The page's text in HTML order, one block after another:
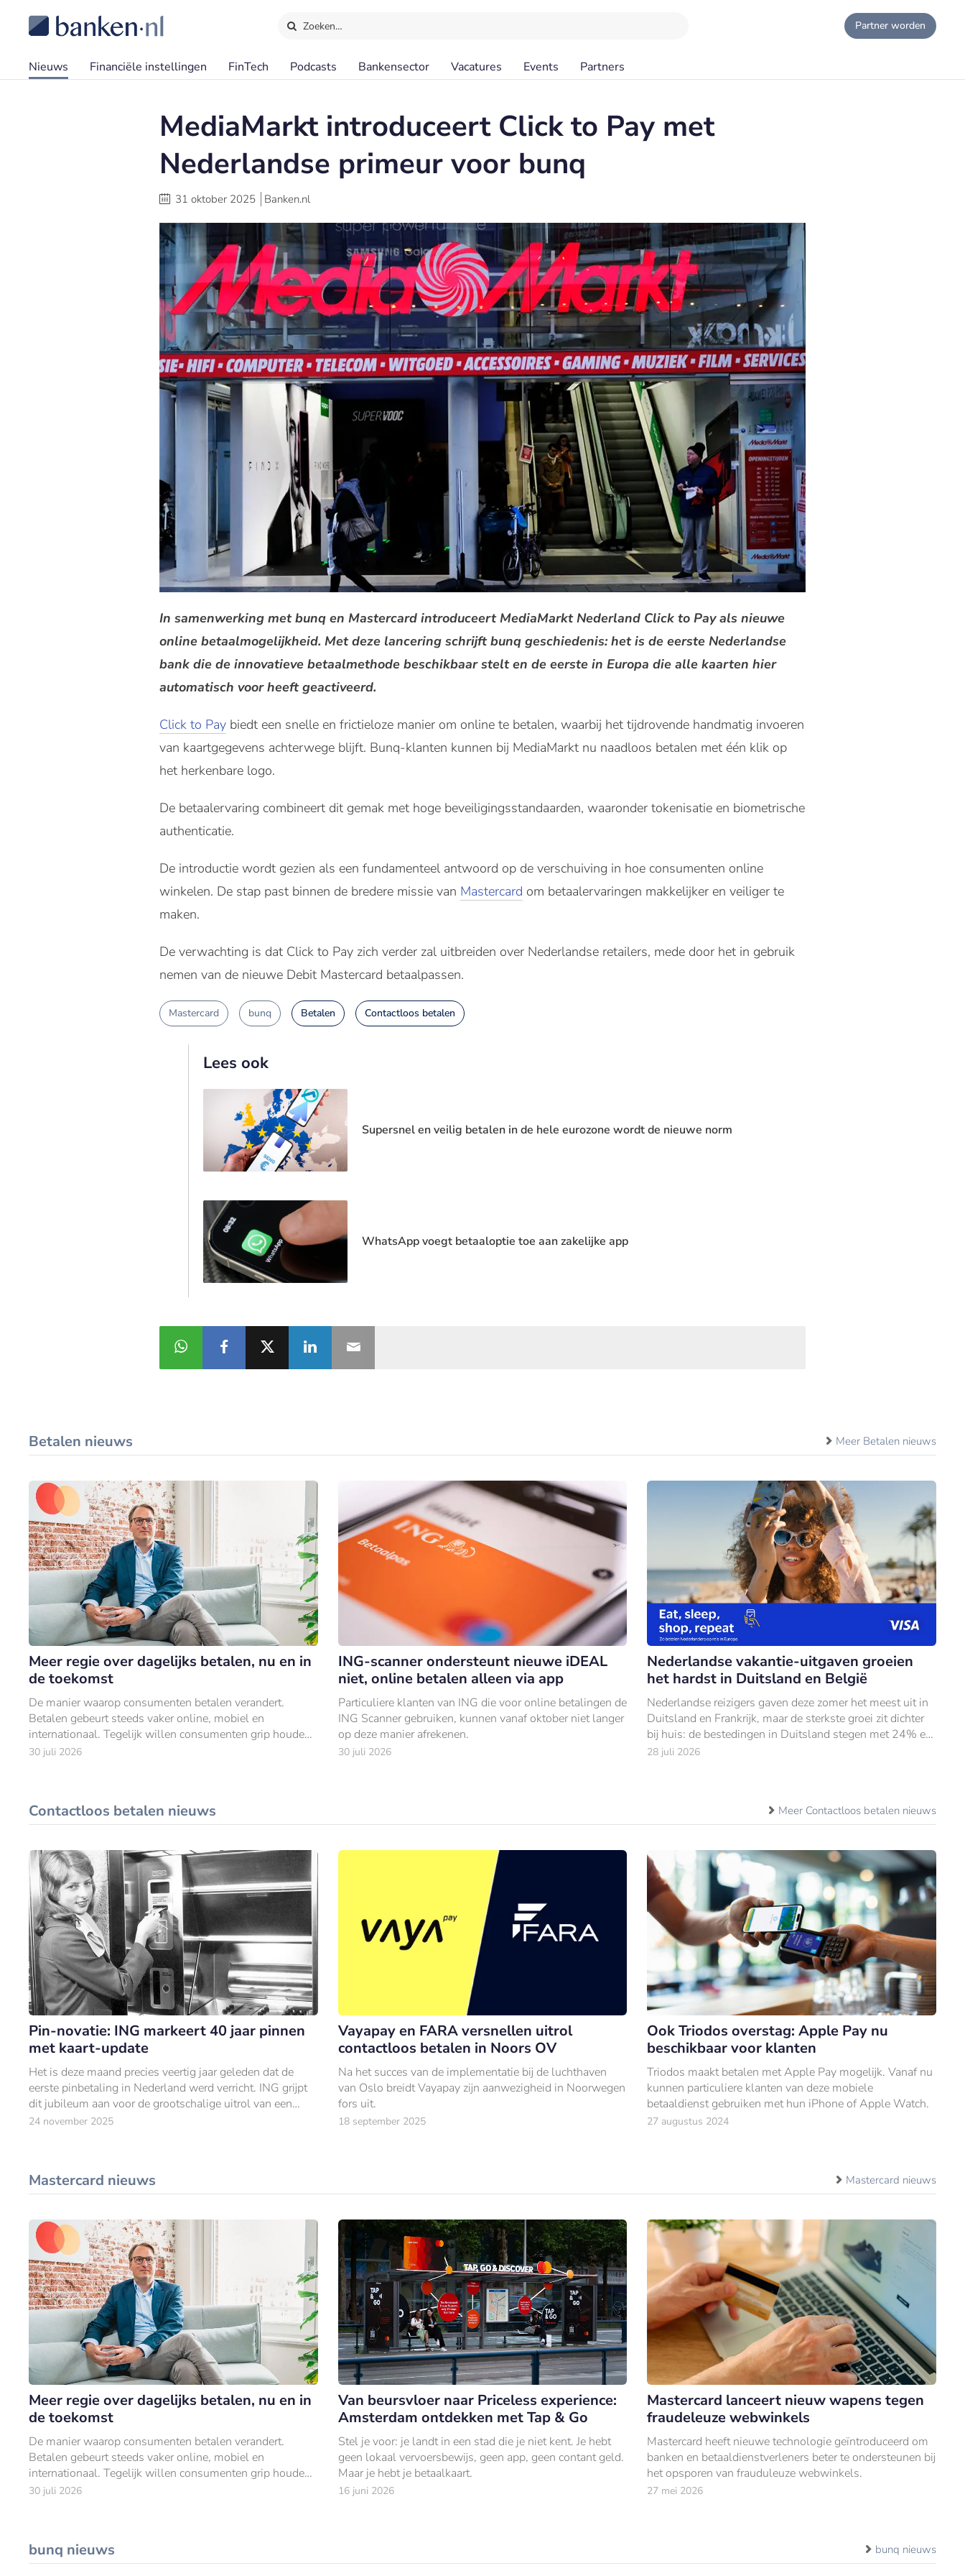
Zoeken… Partner worden
Nieuws Financiële instellingen FinTech Podcasts Bankensector Vacatures Events Partners
MediaMarkt introduceert Click to Pay met
Nederlandse primeur voor bunq
31 oktober 2025 Banken.nl
In samenwerking met bunq en Mastercard introduceert MediaMarkt Nederland Click to Pay als nieuwe
online betaalmogelijkheid. Met deze lancering schrijft bunq geschiedenis: het is de eerste Nederlandse
bank die de innovatieve betaalmethode beschikbaar stelt en de eerste in Europa die alle kaarten hier
automatisch voor heeft geactiveerd.
Click to Pay biedt een snelle en frictieloze manier om online te betalen, waarbij het tijdrovende handmatig invoeren
van kaartgegevens achterwege blijft. Bunq-klanten kunnen bij MediaMarkt nu naadloos betalen met één klik op
het herkenbare logo.
De betaalervaring combineert dit gemak met hoge beveiligingsstandaarden, waaronder tokenisatie en biometrische
authenticatie.
De introductie wordt gezien als een fundamenteel antwoord op de verschuiving in hoe consumenten online
winkelen. De stap past binnen de bredere missie van Mastercard om betaalervaringen makkelijker en veiliger te
maken.
De verwachting is dat Click to Pay zich verder zal uitbreiden over Nederlandse retailers, mede door het in gebruik
nemen van de nieuwe Debit Mastercard betaalpassen.
Mastercard bunq Betalen Contactloos betalen
Lees ook
Supersnel en veilig betalen in de hele eurozone wordt de nieuwe norm
WhatsApp voegt betaaloptie toe aan zakelijke app
Betalen nieuws Meer Betalen nieuws
Meer regie over dagelijks betalen, nu en in
de toekomst
De manier waarop consumenten betalen verandert.
Betalen gebeurt steeds vaker online, mobiel en
internationaal. Tegelijk willen consumenten grip houden
op hun uitgaven.
30 juli 2026
ING-scanner ondersteunt nieuwe iDEAL
niet, online betalen alleen via app
Particuliere klanten van ING die voor online betalingen de
ING Scanner gebruiken, kunnen vanaf oktober niet langer
op deze manier afrekenen.
30 juli 2026
Nederlandse vakantie-uitgaven groeien
het hardst in Duitsland en België
Nederlandse reizigers gaven deze zomer het meest uit in
Duitsland en Frankrijk, maar de sterkste groei zit dichter
bij huis: de bestedingen in Duitsland stegen met 24% en
in België met 18% ten opzich
28 juli 2026
Contactloos betalen nieuws Meer Contactloos betalen nieuws
Pin-novatie: ING markeert 40 jaar pinnen
met kaart-update
Het is deze maand precies veertig jaar geleden dat de
eerste pinbetaling in Nederland werd verricht. ING grijpt
dit jubileum aan voor de grootschalige uitrol van een
vernieuwde betaalpas.
24 november 2025
Vayapay en FARA versnellen uitrol
contactloos betalen in Noors OV
Na het succes van de implementatie bij de luchthaven
van Oslo breidt Vayapay zijn aanwezigheid in Noorwegen
fors uit.
18 september 2025
Ook Triodos overstag: Apple Pay nu
beschikbaar voor klanten
Triodos maakt betalen met Apple Pay mogelijk. Vanaf nu
kunnen particuliere klanten van deze mobiele
betaaldienst gebruiken met hun iPhone of Apple Watch.
27 augustus 2024
Mastercard nieuws Mastercard nieuws
Meer regie over dagelijks betalen, nu en in
de toekomst
De manier waarop consumenten betalen verandert.
Betalen gebeurt steeds vaker online, mobiel en
internationaal. Tegelijk willen consumenten grip houden
op hun uitgaven.
30 juli 2026
Van beursvloer naar Priceless experience:
Amsterdam ontdekken met Tap & Go
Stel je voor: je landt in een stad die je niet kent. Je hebt
geen lokaal vervoersbewijs, geen app, geen contant geld.
Maar je hebt je betaalkaart.
16 juni 2026
Mastercard lanceert nieuw wapens tegen
fraudeleuze webwinkels
Mastercard heeft nieuwe technologie geïntroduceerd om
banken en betaaldienstverleners beter te ondersteunen bij
het opsporen van frauduleuze webwinkels.
27 mei 2026
bunq nieuws bunq nieuws